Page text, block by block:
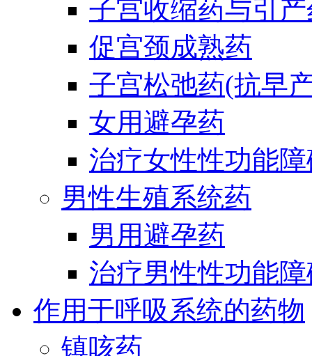
子宫收缩药与引
促宫颈成熟药
子宫松弛药(抗早
女用避孕药
治疗女性性功能
男性生殖系统药
男用避孕药
治疗男性性功能
作用于呼吸系统的药物
镇咳药